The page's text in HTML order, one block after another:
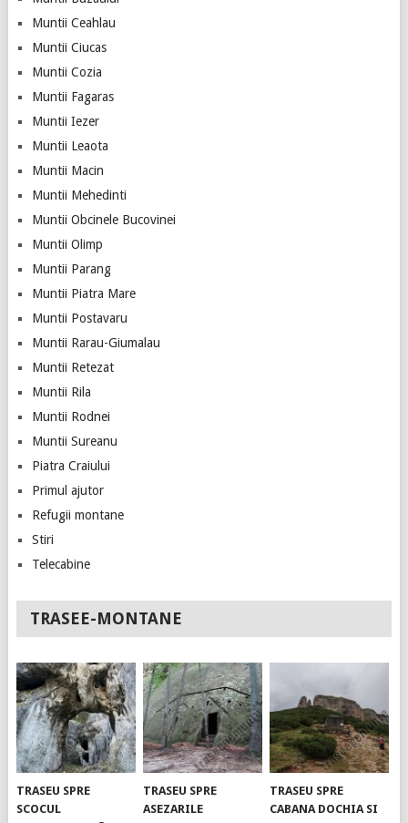
Muntii Ceahlau
Muntii Ciucas
Muntii Cozia
Muntii Fagaras
Muntii Iezer
Muntii Leaota
Muntii Macin
Muntii Mehedinti
Muntii Obcinele Bucovinei
Muntii Olimp
Muntii Parang
Muntii Piatra Mare
Muntii Postavaru
Muntii Rarau-Giumalau
Muntii Retezat
Muntii Rila
Muntii Rodnei
Muntii Sureanu
Piatra Craiului
Primul ajutor
Refugii montane
Stiri
Telecabine
TRASEE-MONTANE
TRASEU SPRE
SCOCUL
TRASEU SPRE
ASEZARILE
TRASEU SPRE
CABANA DOCHIA SI